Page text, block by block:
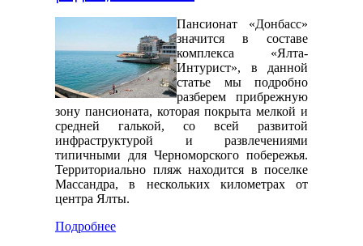
Пансионат «Донбасс»
значится в составе
комплекса «Ялта-
Интурист», в данной
статье мы подробно
разберем прибрежную
зону пансионата, которая покрыта мелкой и
средней галькой, со всей развитой
инфраструктурой и развлечениями
типичными для Черноморского побережья.
Территориально пляж находится в поселке
Массандра, в нескольких километрах от
центра Ялты.
Подробнее